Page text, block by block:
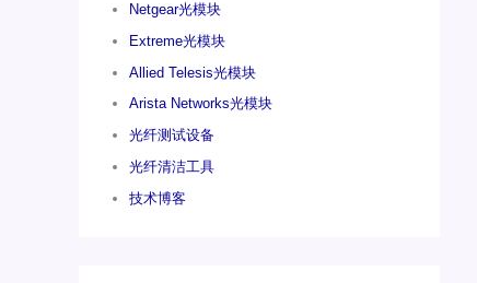
Netgear光模块
Extreme光模块
Allied Telesis光模块
Arista Networks光模块
光纤测试设备
光纤清洁工具
技术博客